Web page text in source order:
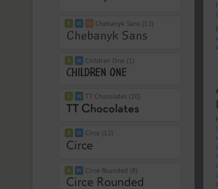
Chebanyk Sans (12)
Children One (1)
TT Chocolates (10)
Circe (12)
Circe Rounded (8)